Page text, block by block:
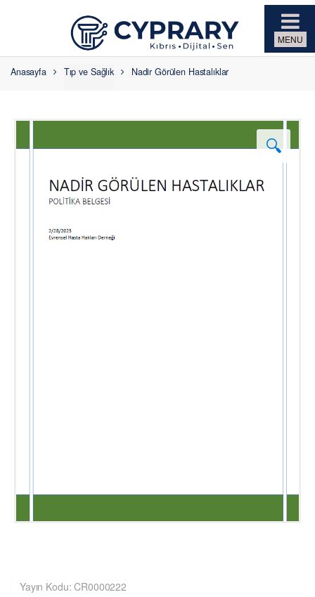
Anasayfa Tıp ve Sağlık Nadir Görülen Hastalıklar
🔍
Yayın Kodu: CR0000222